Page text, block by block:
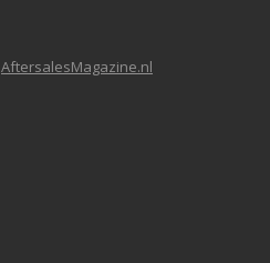
AftersalesMagazine.nl